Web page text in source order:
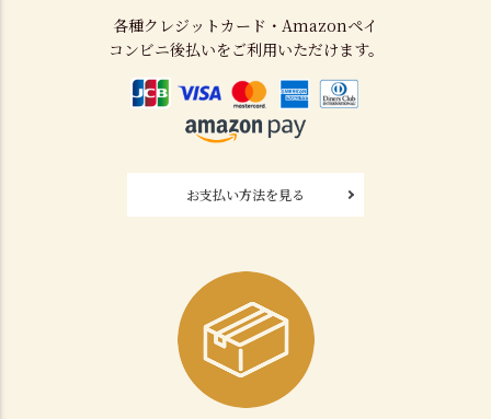
各種クレジットカード・Amazonペイ
コンビニ後払いをご利用いただけます。
お支払い方法を見る